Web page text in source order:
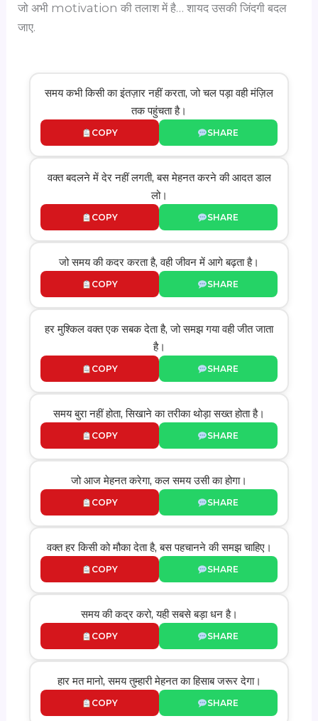
जो अभी motivation की तलाश में है… शायद उसकी जिंदगी बदल
जाए.
समय कभी किसी का इंतज़ार नहीं करता, जो चल पड़ा वही मंज़िल
तक पहुंचता है।
COPY SHARE
वक्त बदलने में देर नहीं लगती, बस मेहनत करने की आदत डाल
लो।
COPY SHARE
जो समय की कदर करता है, वही जीवन में आगे बढ़ता है।
COPY SHARE
हर मुश्किल वक्त एक सबक देता है, जो समझ गया वही जीत जाता
है।
COPY SHARE
समय बुरा नहीं होता, सिखाने का तरीका थोड़ा सख्त होता है।
COPY SHARE
जो आज मेहनत करेगा, कल समय उसी का होगा।
COPY SHARE
वक्त हर किसी को मौका देता है, बस पहचानने की समझ चाहिए।
COPY SHARE
समय की कद्र करो, यही सबसे बड़ा धन है।
COPY SHARE
हार मत मानो, समय तुम्हारी मेहनत का हिसाब जरूर देगा।
COPY SHARE